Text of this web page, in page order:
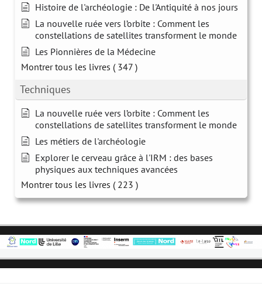
Histoire de l'archéologie : De l'Antiquité à nos jours
La nouvelle ruée vers l’orbite : Comment les
constellations de satellites transforment le monde
Les Pionnières de la Médecine
Montrer tous les livres ( 347 )
Techniques
La nouvelle ruée vers l’orbite : Comment les
constellations de satellites transforment le monde
Les métiers de l'archéologie
Explorer le cerveau grâce à l'IRM : des bases
physiques aux techniques avancées
Montrer tous les livres ( 223 )